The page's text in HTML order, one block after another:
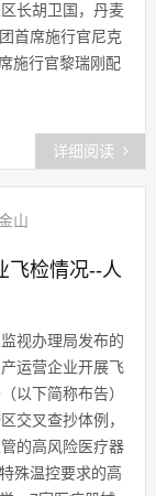
长胡卫国，丹麦
首席施行官尼克
施行官黎瑞刚配
详细阅读
山
飞检情况--人
视办理局发布的
运营企业开展飞
以下简称布告）
交叉查抄体例，
的高风险医疗器
殊温控要求的高